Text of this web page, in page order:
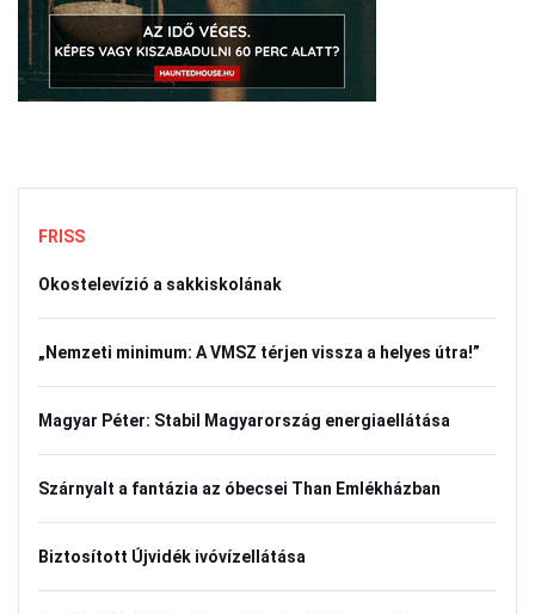
FRISS
Okostelevízió a sakkiskolának
„Nemzeti minimum: A VMSZ térjen vissza a helyes útra!”
Magyar Péter: Stabil Magyarország energiaellátása
Szárnyalt a fantázia az óbecsei Than Emlékházban
Biztosított Újvidék ivóvízellátása